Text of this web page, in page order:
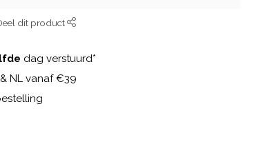
dit product
dag verstuurd*
NL vanaf €39